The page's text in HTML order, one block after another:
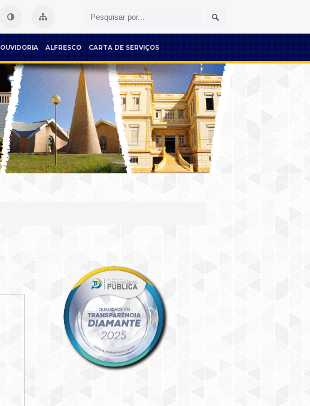
OUVIDORIA ALFRESCO CARTA DE SERVIÇOS